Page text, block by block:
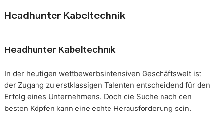
Headhunter Kabeltechnik
Headhunter Kabeltechnik
In der heutigen wettbewerbsintensiven Geschäftswelt ist
der Zugang zu erstklassigen Talenten entscheidend für den
Erfolg eines Unternehmens. Doch die Suche nach den
besten Köpfen kann eine echte Herausforderung sein.